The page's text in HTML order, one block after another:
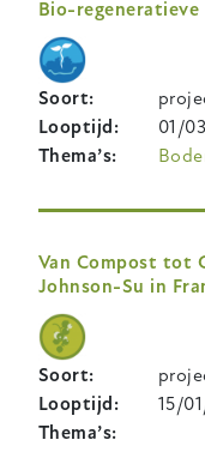
Bio-
Soort
Looptijd
01/
Thema’s
Van Compost tot
Johnson-Su in
Soort
Looptijd
15/
Thema’s